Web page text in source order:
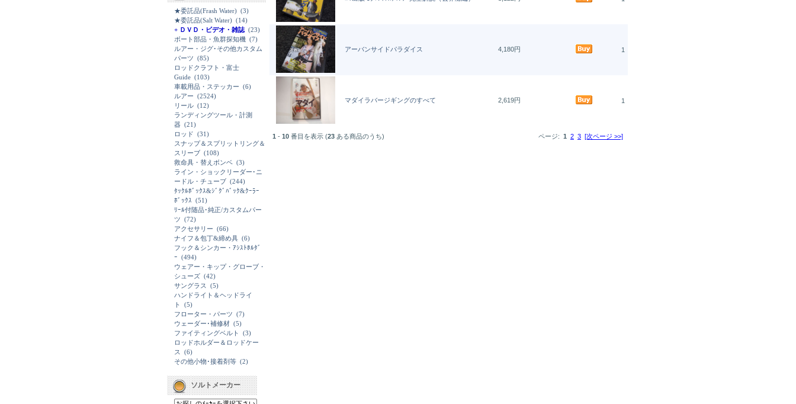
★委託品(Frash Water) (3)
★委託品(Salt Water) (14)
+ ＤＶＤ・ビデオ・雑誌 (23)
ボート部品・魚群探知機 (7)
ルアー・ジグ･その他カスタム
パーツ (85)
ロッドクラフト・富士
Guide (103)
車載用品・ステッカー (6)
ルアー (2524)
リール (12)
ランディングツール・計測
器 (21)
ロッド (31)
スナップ＆スプリットリング＆
スリーブ (108)
救命具・替えボンベ (3)
ライン・ショックリーダー･ニ
ードル・チューブ (244)
ﾀｯｸﾙﾎﾞｯｸｽ&ｼﾞｸﾞﾊﾞｯｸ&ｸｰﾗｰ
ﾎﾞｯｸｽ (51)
ﾘｰﾙ付随品･純正/カスタムパー
ツ (72)
アクセサリー (66)
ナイフ＆包丁&締め具 (6)
フック＆シンカー・ｱｼｽﾄﾎﾙﾀﾞ
ｰ (494)
ウェアー・キップ・グローブ・
シューズ (42)
サングラス
(5)
ハンドライト＆ヘッドライ
ト
(5)
フローター・パーツ (7)
ウェーダー･補修材 (5)
ファイティングベルト
(3)
ロッドホルダー＆ロッドケー
ス
(6)
その他小物･接着剤等 (2)
ソルトメーカー
アーバンサイドパラダイス 4,180円 1
マダイラバージギングのすべて 2,619円 1
1 - 10 番目を表示 (23 ある商品のうち) ページ: 1 2 3 [次ページ >>]